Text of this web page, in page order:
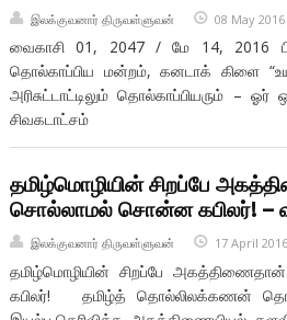
இலக்குவனார் திருவள்ளுவன் 08 May 2016
வைகாசி 01, 2047 / மே 14, 2016
தொல்காப்பிய மன்றம், கனடாக் கிளை
அரிசுட்டாட்டிலும் தொல்காப்பியரும் –
சிவகடாட்சம்
தமிழ்மொழியின் சிறப்பே
சொல்லாமல் சொன்ன கபிலர்! –
இலக்குவனார் திருவள்ளுவன் 17 April 2016
தமிழ்மொழியின் சிறப்பே
கபிலர்! தமிழ்த் தொல்லிலக்கணன்